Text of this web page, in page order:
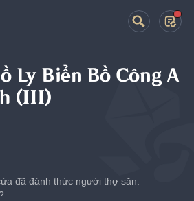
Ly Biển Bồ Công A
(III)
đã đánh thức người thợ săn.